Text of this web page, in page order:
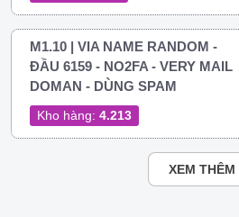
M1.10 | VIA NAME RANDOM -
ĐẦU 6159 - NO2FA - VERY MAIL
DOMAN - DÙNG SPAM
Kho hàng: 4.213
XEM THÊM